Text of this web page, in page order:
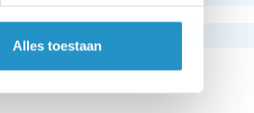
Alles toestaan
optische prestaties en resoluties